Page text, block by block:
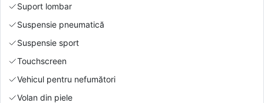
Suport lombar
Suspensie pneumatică
Suspensie sport
Touchscreen
Vehicul pentru nefumători
Volan din piele